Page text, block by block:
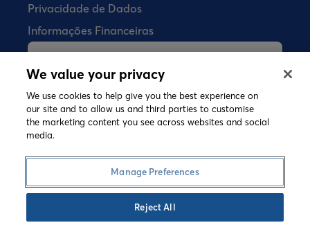
Privacidade de Dados
Informações Financeiras
farmacêuticos diretamente aos
consumidores.
Termos e CondiçõesPolítica de Cookies
Política de PrivacidadeSpeak-up
We value your privacy
We use cookies to help give you the best experience on
our site and to allow us and third parties to customise
the marketing content you see across websites and social
media.
Manage Preferences
Reject All